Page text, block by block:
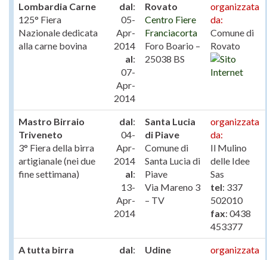
Lombardia Carne
125° Fiera
Nazionale dedicata
alla carne bovina
dal:
05-
Apr-
2014
al:
07-
Apr-
2014
Rovato
Centro Fiere
Franciacorta
Foro Boario –
25038 BS
organizzata
da:
Comune di
Rovato
Mastro Birraio
Triveneto
3° Fiera della birra
artigianale (nei due
fine settimana)
dal:
04-
Apr-
2014
al:
13-
Apr-
2014
Santa Lucia
di Piave
Comune di
Santa Lucia di
Piave
Via Mareno 3
– TV
organizzata
da:
Il Mulino
delle Idee
Sas
tel: 337
502010
fax: 0438
453377
A tutta birra
dal:
Udine
organizzata